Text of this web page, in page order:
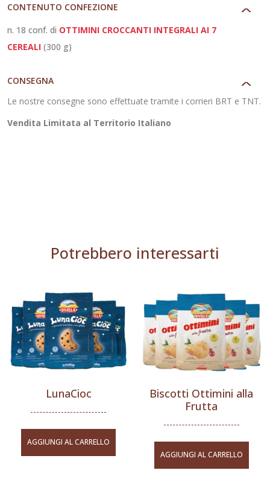
7
cereali
quantità
CONTENUTO CONFEZIONE
n. 18 conf. di OTTIMINI CROCCANTI INTEGRALI AI 7
CEREALI (300 g)
CONSEGNA
Le nostre consegne sono effettuate tramite i corrieri BRT e TNT.
Vendita Limitata al Territorio Italiano
Potrebbero interessarti
LunaCioc
AGGIUNGI AL CARRELLO
Biscotti Ottimini alla
Frutta
AGGIUNGI AL CARRELLO